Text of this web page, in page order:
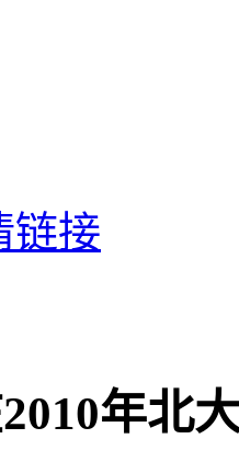
链接
年北